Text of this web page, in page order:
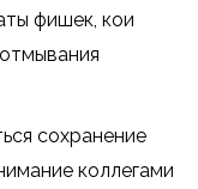
фишек, кои
сохранение
коллегами